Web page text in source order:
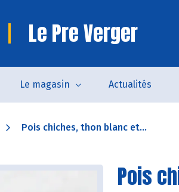
Le Pre Verger
Le magasin Actualités
Pois chiches, thon blanc et...
Pois